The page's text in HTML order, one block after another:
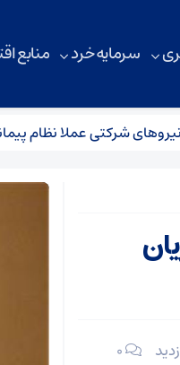
سرمایه خرد منابع
شرکتی عملا نظام
۰